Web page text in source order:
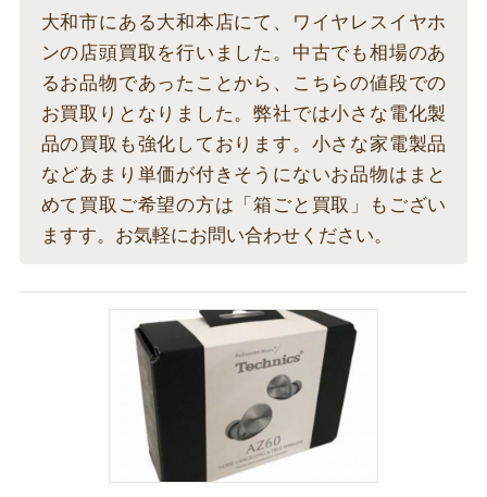
大和市にある大和本店にて、ワイヤレスイヤホ
ンの店頭買取を行いました。中古でも相場のあ
るお品物であったことから、こちらの値段での
お買取りとなりました。弊社では小さな電化製
品の買取も強化しております。小さな家電製品
などあまり単価が付きそうにないお品物はまと
めて買取ご希望の方は「箱ごと買取」もござい
ますす。お気軽にお問い合わせください。